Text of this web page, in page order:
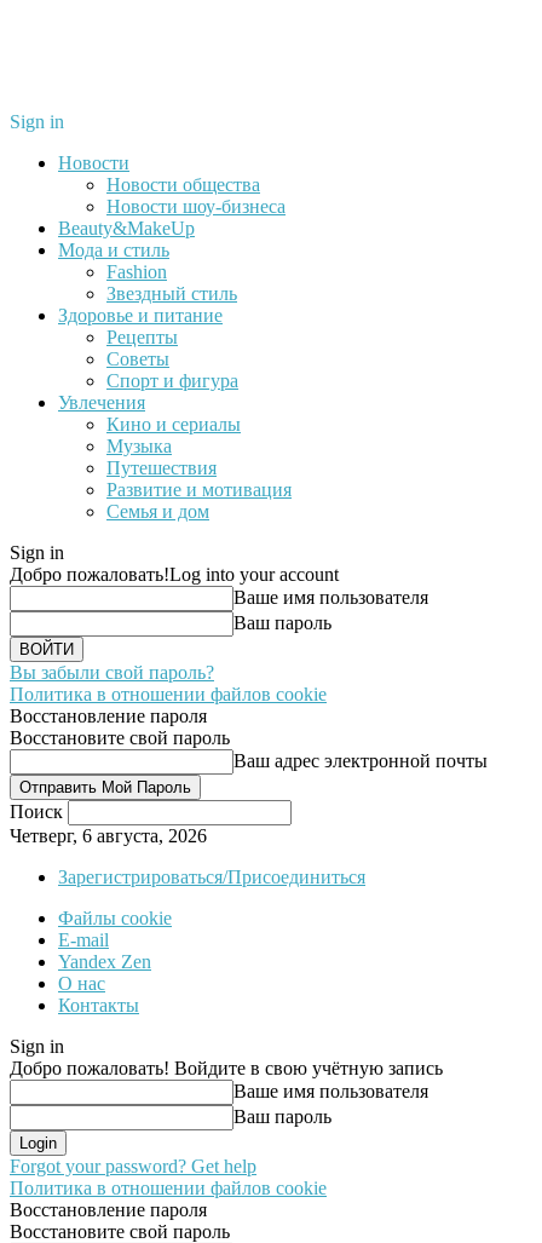
Sign in
Новости
Новости общества
Новости шоу-бизнеса
Beauty&MakeUp
Мода и стиль
Fashion
Звездный стиль
Здоровье и питание
Рецепты
Советы
Спорт и фигура
Увлечения
Кино и сериалы
Музыка
Путешествия
Развитие и мотивация
Семья и дом
Sign in
Добро пожаловать!Log into your account
Ваше имя пользователя
Ваш пароль
Вы забыли свой пароль?
Политика в отношении файлов cookie
Восстановление пароля
Восстановите свой пароль
Ваш адрес электронной почты
Поиск
Четверг, 6 августа, 2026
Зарегистрироваться/Присоединиться
Файлы cookie
E-mail
Yandex Zen
О нас
Контакты
Sign in
Добро пожаловать! Войдите в свою учётную запись
Ваше имя пользователя
Ваш пароль
Forgot your password? Get help
Политика в отношении файлов cookie
Восстановление пароля
Восстановите свой пароль